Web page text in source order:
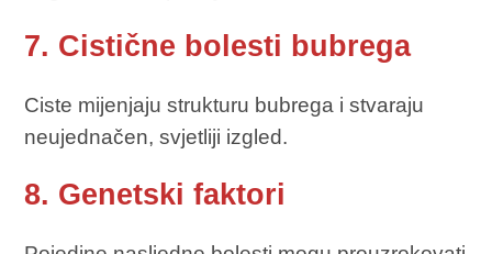
7. Cistične bolesti bubrega
Ciste mijenjaju strukturu bubrega i stvaraju
neujednačen, svjetliji izgled.
8. Genetski faktori